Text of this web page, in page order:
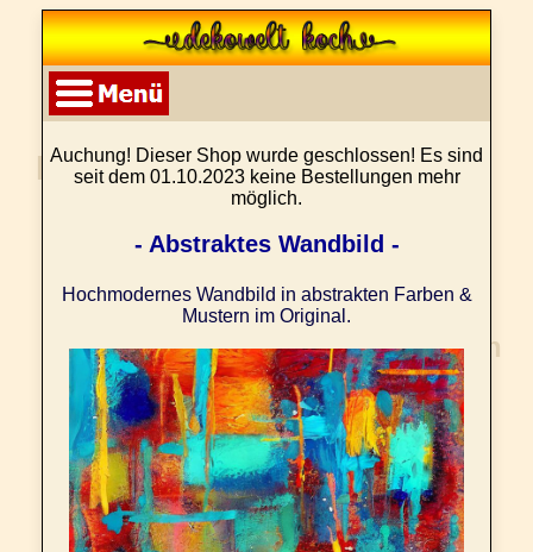
Auchung! Dieser Shop wurde geschlossen! Es sind
seit dem 01.10.2023 keine Bestellungen mehr
möglich.
- Abstraktes Wandbild -
Hochmodernes Wandbild in abstrakten Farben &
Mustern im Original.